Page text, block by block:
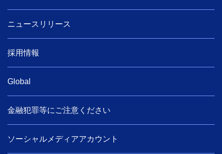
ニュースリリース
採用情報
Global
金融犯罪等にご注意ください
ソーシャルメディアアカウント